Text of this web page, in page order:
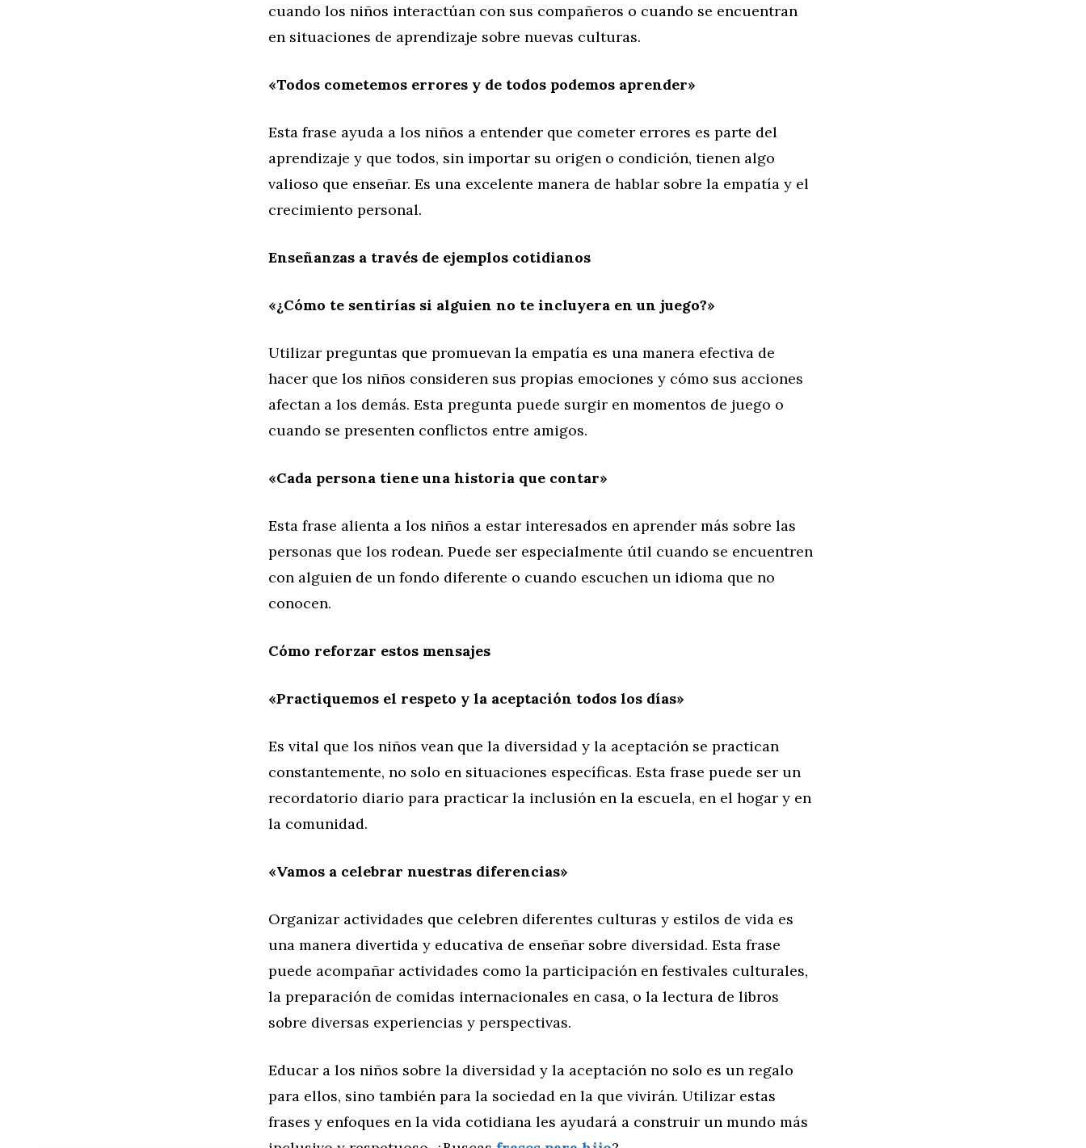
cuando los niños interactúan con sus compañeros o cuando se encuentran
en situaciones de aprendizaje sobre nuevas culturas.
«Todos cometemos errores y de todos podemos aprender»
Esta frase ayuda a los niños a entender que cometer errores es parte del
aprendizaje y que todos, sin importar su origen o condición, tienen algo
valioso que enseñar. Es una excelente manera de hablar sobre la empatía y el
crecimiento personal.
Enseñanzas a través de ejemplos cotidianos
«¿Cómo te sentirías si alguien no te incluyera en un juego?»
Utilizar preguntas que promuevan la empatía es una manera efectiva de
hacer que los niños consideren sus propias emociones y cómo sus acciones
afectan a los demás. Esta pregunta puede surgir en momentos de juego o
cuando se presenten conflictos entre amigos.
«Cada persona tiene una historia que contar»
Esta frase alienta a los niños a estar interesados en aprender más sobre las
personas que los rodean. Puede ser especialmente útil cuando se encuentren
con alguien de un fondo diferente o cuando escuchen un idioma que no
conocen.
Cómo reforzar estos mensajes
«Practiquemos el respeto y la aceptación todos los días»
Es vital que los niños vean que la diversidad y la aceptación se practican
constantemente, no solo en situaciones específicas. Esta frase puede ser un
recordatorio diario para practicar la inclusión en la escuela, en el hogar y en
la comunidad.
«Vamos a celebrar nuestras diferencias»
Organizar actividades que celebren diferentes culturas y estilos de vida es
una manera divertida y educativa de enseñar sobre diversidad. Esta frase
puede acompañar actividades como la participación en festivales culturales,
la preparación de comidas internacionales en casa, o la lectura de libros
sobre diversas experiencias y perspectivas.
Educar a los niños sobre la diversidad y la aceptación no solo es un regalo
para ellos, sino también para la sociedad en la que vivirán. Utilizar estas
frases y enfoques en la vida cotidiana les ayudará a construir un mundo más